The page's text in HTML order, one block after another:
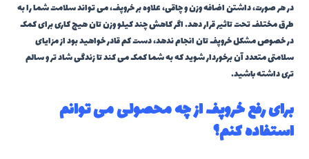
در هر صورت، داشتن اضافه وزن و چاقی، علاوه بر خروپف، می تواند سلامت شما را به
طرق مختلف تحت تاثیر قرار دهد. اگر کاهش چند کیلو وزن تان هیچ کاری برای کمک
در خصوص مشکل خروپف تان انجام ندهد، دست کم قادر خواهید بود از مزایای
سلامتی متعدد آن برخوردار شوید که به شما کمک می کند تا زندگی شاد تر و سالم
تری داشته باشید.
برای رفع خروپف از چه محصولی می توانم
استفاده کنم؟